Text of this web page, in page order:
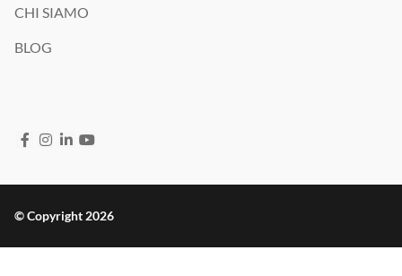
CHI SIAMO
BLOG
© Copyright 2026